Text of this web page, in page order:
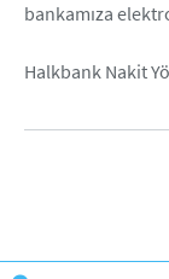
bankamıza
Halkbank Nakit